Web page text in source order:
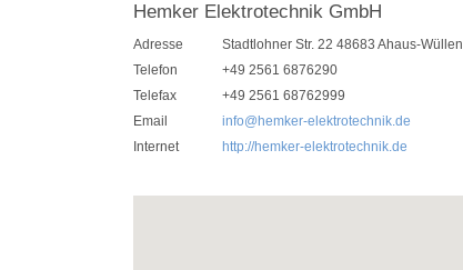
Hemker Elektrotechnik GmbH
Adresse
Stadtlohner Str. 22 48683 Ahaus-Wüllen
Telefon
+49 2561 6876290
Telefax
+49 2561 68762999
Email
info@hemker-elektrotechnik.de
Internet
http://hemker-elektrotechnik.de